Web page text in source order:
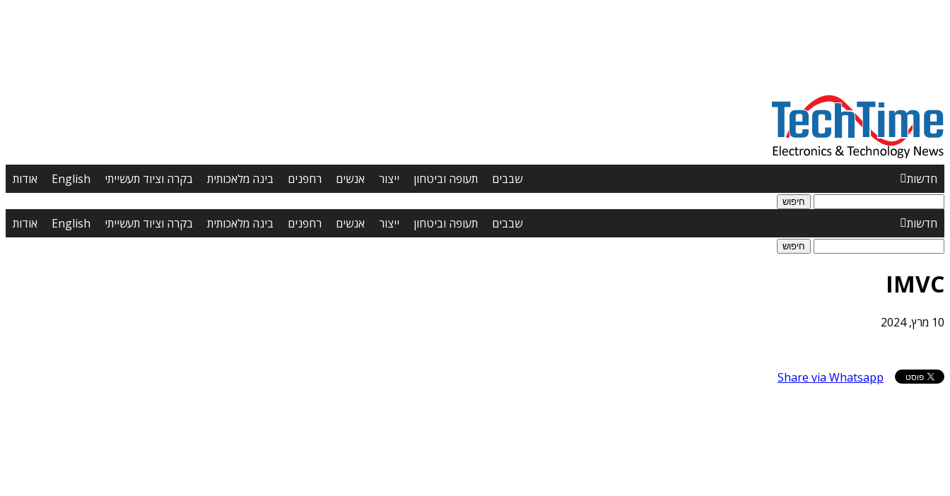
חדשות שבבים תעופה וביטחון ייצור אנשים רחפנים בינה מלאכותית בקרה וציוד תעשייתי English
אודות
חיפוש:
חדשות
שבבים תעופה וביטחון ייצור אנשים רחפנים בינה מלאכותית בקרה וציוד תעשייתי English
אודות
חיפוש:
IMVC
10 מרץ, 2024
Share via Whatsapp